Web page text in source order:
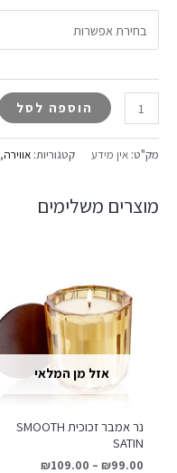
הוספה לסל
מק"ט: אין מידע קטגוריות: אווירה,
מוצרים משלימים
אזל מן המלאי
נר אמבר זכוכית SMOOTH
SATIN
₪99.00
–
₪109.00